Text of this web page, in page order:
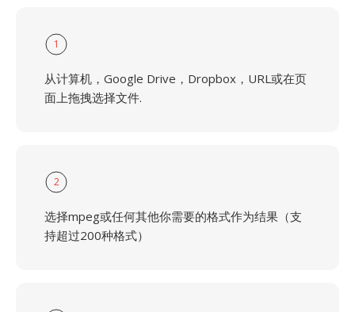
1
从计算机，Google Drive，Dropbox，URL或在页
面上拖拽选择文件.
2
选择mpeg或任何其他你需要的格式作为结果（支
持超过200种格式）